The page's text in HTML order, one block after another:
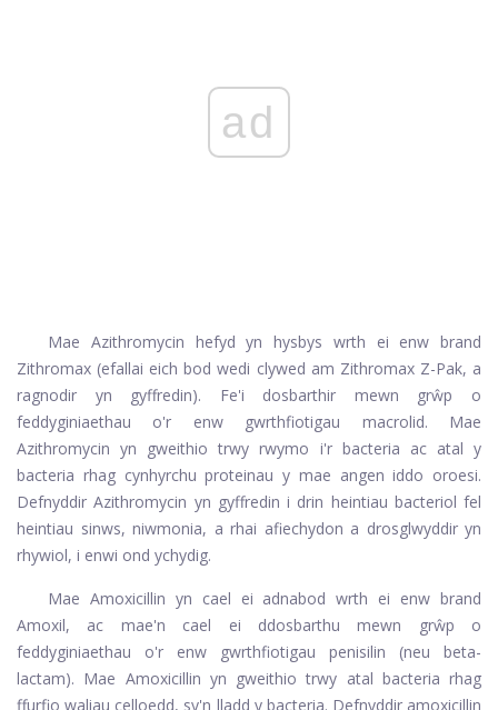
ad
Mae Azithromycin hefyd yn hysbys wrth ei enw brand
Zithromax (efallai eich bod wedi clywed am Zithromax Z-Pak, a
ragnodir yn gyffredin). Fe'i dosbarthir mewn grŵp o
feddyginiaethau o'r enw gwrthfiotigau macrolid. Mae
Azithromycin yn gweithio trwy rwymo i'r bacteria ac atal y
bacteria rhag cynhyrchu proteinau y mae angen iddo oroesi.
Defnyddir Azithromycin yn gyffredin i drin heintiau bacteriol fel
heintiau sinws, niwmonia, a rhai afiechydon a drosglwyddir yn
rhywiol, i enwi ond ychydig.
Mae Amoxicillin yn cael ei adnabod wrth ei enw brand
Amoxil, ac mae'n cael ei ddosbarthu mewn grŵp o
feddyginiaethau o'r enw gwrthfiotigau penisilin (neu beta-
lactam). Mae Amoxicillin yn gweithio trwy atal bacteria rhag
ffurfio waliau celloedd, sy'n lladd y bacteria. Defnyddir amoxicillin